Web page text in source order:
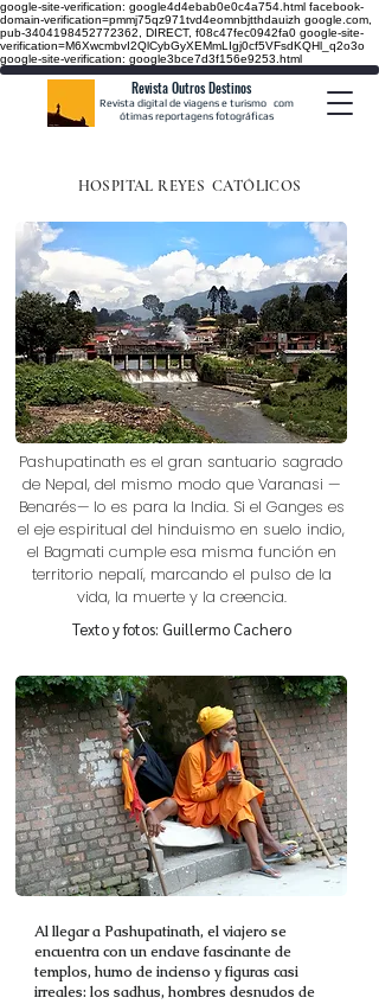
google-site-verification: google4d4ebab0e0c4a754.html facebook-
domain-verification=pmmj75qz971tvd4eomnbjtthdauizh google.com,
pub-3404198452772362, DIRECT, f08c47fec0942fa0 google-site-
verification=M6XwcmbvI2QlCybGyXEMmLIgj0cf5VFsdKQHl_q2o3o
google-site-verification: google3bce7d3f156e9253.html
Revista Outros Destinos
Revista digital de viagens e turismo com
ótimas reportagens fotográficas
HOSPITAL REYES CATÓLICOS
Pashupatinath es el gran santuario sagrado
de Nepal, del mismo modo que Varanasi —
Benarés— lo es para la India. Si el Ganges es
el eje espiritual del hinduismo en suelo indio,
el Bagmati cumple esa misma función en
territorio nepalí, marcando el pulso de la
vida, la muerte y la creencia.
Texto y fotos: Guillermo Cachero
Al llegar a Pashupatinath, el viajero se
encuentra con un enclave fascinante de
templos, humo de incienso y figuras casi
irreales: los sadhus, hombres desnudos de